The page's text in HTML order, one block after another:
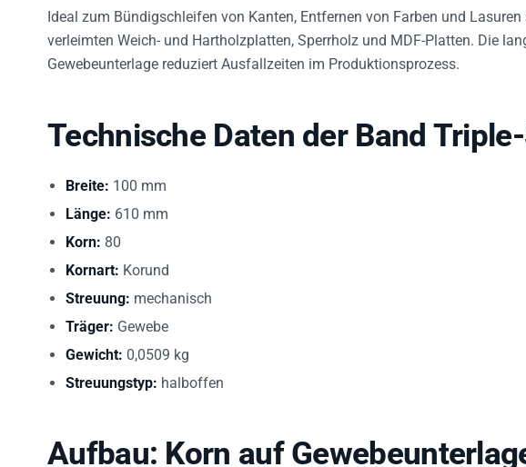
Ideal zum Bündigschleifen von Kanten, Entfernen von Farben und
verleimten Weich- und Hartholzplatten, Sperrholz und MDF-Platten. Die
Gewebeunterlage reduziert Ausfallzeiten im Produktionsprozess.
Technische Daten der Band
Breite: 100 mm
Länge: 610 mm
Korn: 80
Kornart: Korund
Streuung: mechanisch
Träger: Gewebe
Gewicht: 0,0509 kg
Streuungstyp: halboffen
Aufbau: Korn auf